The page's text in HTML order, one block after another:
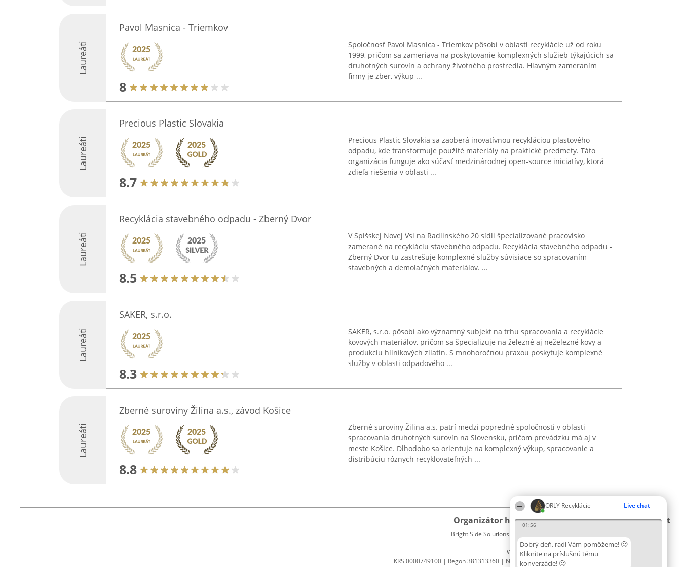
ORLY Recyklácie Live chat
01:56
Dobrý deň, radi Vám pomôžeme! 🙂
Kliknite na príslušnú tému
konverzácie! 🙂
Laureáti
Pavol Masnica - Triemkov
8
Spoločnosť Pavol Masnica - Triemkov pôsobí v oblasti recyklácie už od roku
1999, pričom sa zameriava na poskytovanie komplexných služieb týkajúcich sa
druhotných surovín a ochrany životného prostredia. Hlavným zameraním
firmy je zber, výkup ...
Laureáti
Precious Plastic Slovakia
8.7
Precious Plastic Slovakia sa zaoberá inovatívnou recykláciou plastového
odpadu, kde transformuje použité materiály na praktické predmety. Táto
organizácia funguje ako súčasť medzinárodnej open-source iniciatívy, ktorá
zdieľa riešenia v oblasti ...
Laureáti
Recyklácia stavebného odpadu - Zberný Dvor
8.5
V Spišskej Novej Vsi na Radlinského 20 sídli špecializované pracovisko
zamerané na recykláciu stavebného odpadu. Recyklácia stavebného odpadu -
Zberný Dvor tu zastrešuje komplexné služby súvisiace so spracovaním
stavebných a demolačných materiálov. ...
Laureáti
SAKER, s.r.o.
8.3
SAKER, s.r.o. pôsobí ako významný subjekt na trhu spracovania a recyklácie
kovových materiálov, pričom sa špecializuje na železné aj neželezné kovy a
produkciu hliníkových zliatin. S mnohoročnou praxou poskytuje komplexné
služby v oblasti odpadového ...
Laureáti
Zberné suroviny Žilina a.s., závod Košice
8.8
Zberné suroviny Žilina a.s. patrí medzi popredné spoločnosti v oblasti
spracovania druhotných surovín na Slovensku, pričom prevádzku má aj v
meste Košice. Dlhodobo sa orientuje na komplexný výkup, spracovanie a
distribúciu rôznych recyklovateľných ...
Organizátor hodnotenia
Bright Side Solutions sp. z o. o. sp. k.
ul. Ruska 22
Wrocław 50-079
KRS 0000749100 | Regon 381313360 | NIP 8943132676
Hodnotenie
Lista
wszystkich
Kontakt